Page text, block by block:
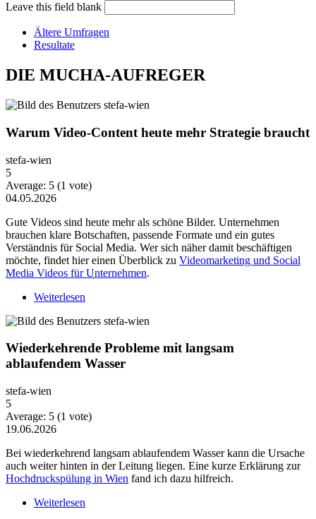
Leave this field blank
Ältere Umfragen
Resultate
DIE MUCHA-AUFREGER
Warum Video-Content heute mehr Strategie braucht
stefa-wien
5
Average: 5 (1 vote)
04.05.2026
Gute Videos sind heute mehr als schöne Bilder. Unternehmen
brauchen klare Botschaften, passende Formate und ein gutes
Verständnis für Social Media. Wer sich näher damit beschäftigen
möchte, findet hier einen Überblick zu Videomarketing und Social
Media Videos für Unternehmen.
Weiterlesen
Wiederkehrende Probleme mit langsam
ablaufendem Wasser
stefa-wien
5
Average: 5 (1 vote)
19.06.2026
Bei wiederkehrend langsam ablaufendem Wasser kann die Ursache
auch weiter hinten in der Leitung liegen. Eine kurze Erklärung zur
Hochdruckspülung in Wien fand ich dazu hilfreich.
Weiterlesen